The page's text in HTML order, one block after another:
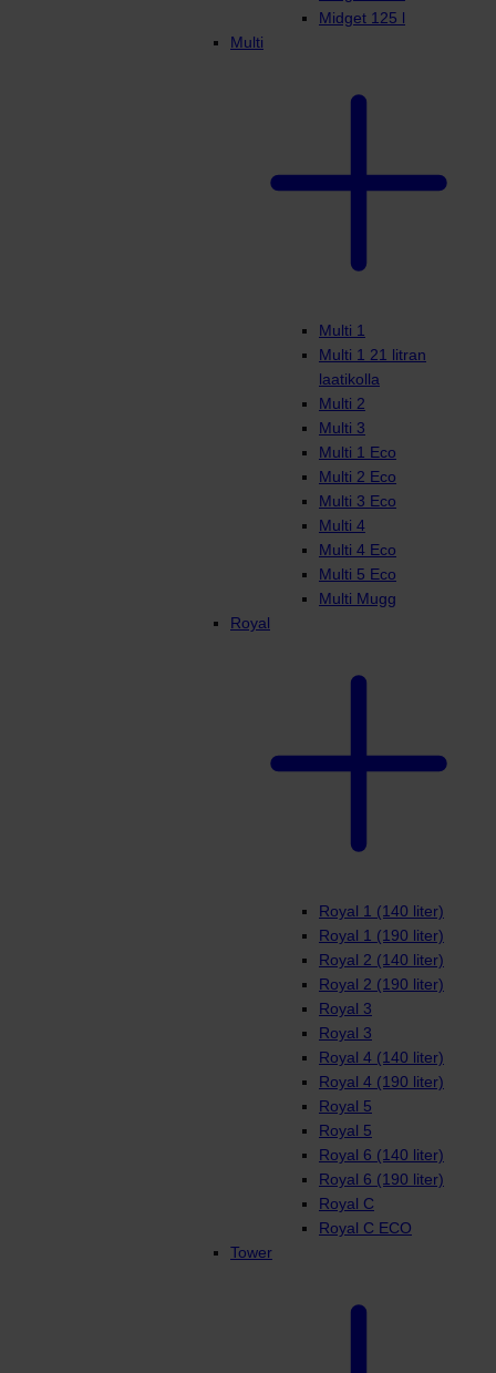
Midget 125 l
Multi
Multi 1
Multi 1 21 litran
laatikolla
Multi 2
Multi 3
Multi 1 Eco
Multi 2 Eco
Multi 3 Eco
Multi 4
Multi 4 Eco
Multi 5 Eco
Multi Mugg
Royal
Royal 1 (140 liter)
Royal 1 (190 liter)
Royal 2 (140 liter)
Royal 2 (190 liter)
Royal 3
Royal 3
Royal 4 (140 liter)
Royal 4 (190 liter)
Royal 5
Royal 5
Royal 6 (140 liter)
Royal 6 (190 liter)
Royal C
Royal C ECO
Tower